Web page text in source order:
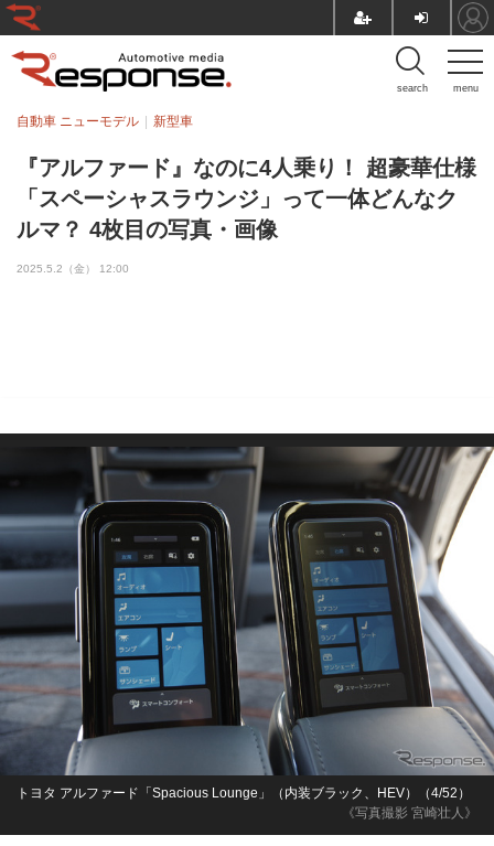
menu
search
『アルファード』なのに4人乗り！ 超豪華仕様
「スペーシャスラウンジ」って一体どんなク
ルマ？ 4枚目の写真・画像
自動車 ニューモデル 新型車
2025.5.2（金） 12:00
《写真撮影 宮崎壮人》
トヨタ アルファード「Spacious Lounge」（内装ブラック、HEV）（4/52）